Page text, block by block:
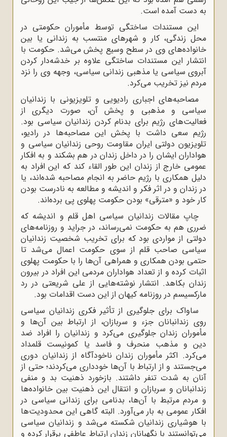
به دست آمده است.
این مستندات ساختگی توسط مأموران حکومتی در
محل زندگی، کار و شهرهای منتسب به زندانی یا بین
خانواده‌های وی در سطح وسیع پخش می‌شد. حکومت با
انتشار این مستندات ساختگی علاوه بر خدشه‌دار کردن
آبروی سیاسی یا مذهبی زندانی سیاسی، وجهه وی را نزد
مردم نیز تخریب می‌کرد.
مصاحبه‌های اجباری رادیویی و تلویزیونی با زندانیان
سیاسی و مذهبی و پخش آن، صورت دیگری از
فعالیت‌های رژیم برای بدنام کردن زندانیان سیاسی بود.
رژیم سعی داشت با پخش این مصاحبه‌ها در رادیو،
تلویزیون دولتی ایران مقاومت روحی زندانیان سیاسی و
هواداران ایشان را در داخل زندان در هم بشکند و به افکار
عمومی خارج از زندان این طور القاء کند که این افراد به
دلیل همکاری با رژیم حاضر به انجام مصاحبه شده‌اند، یا
در زندان و در اثر فکر و اندیشه و مطالعه به نادرست بودن
کار خود و «مترقی» بودن حکومت پهلوی پی برده‌اند.
چاپ مقالات زندانیان سیاسی اهل قلم و اندیشه که
ضرری هم به حکومت نمی‌رساند، در جراید و روزنامه‌های
دولتی از مواردی بود که برای تخریب شخصیت زندانیان
سیاسی صاحب قلم از سوی حکومت اعمال می‌شد تا
حتمی بودن همکاری و همراهی آن‌ها را با حکومت پهلوی
اثبات کرده و از تعداد هواداران مردمی این افراد در بیرون
زندان بکاهد. انتشار نوشته‌هایی از علی شریعتی در رد
مارکسیسم در روزنامه کیهان از این دست اقدامات بود.
ساواک برای جلوگیری از تأثیر فکری زندانیان سیاسی
روی زندانبانان جزء و سربازان، از ارتباط بین آن‌ها و
مأموران زندان جلوگیری می‌کرد و زندانیان را افراد ضد
دین و مذهب منحرف و فاسد یا کمونیست قلمداد
می‌کرد. اکثر مأموران زندان ناخودآگاه از زندانیان دوری
می‌جستند و از ارتباط با آن‌ها خودداری می‌کردند؛ حتی از
آنان به شدت تنفر داشتند. بازخورد ذهنیت بد و منفی
زندانبانان و سربازان و انتقال این ذهنیت بین خانواده‌ها
و مردم مرتبط با آن‌ها، بدنامی برای زندانی سیاسی در
افکار عمومی به بار می‌آورد. البته گاهی این محدودیت‌ها
با هوشیاری زندانیان شکسته می‌شد و زندانیان سیاسی
می‌توانستند با نگهبانان زندان ارتباط عاطفی برقرار کرده و